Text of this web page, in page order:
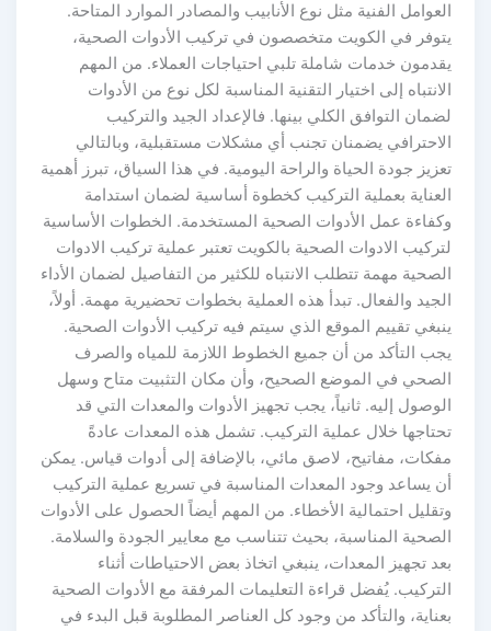
العوامل الفنية مثل نوع الأنابيب والمصادر الموارد المتاحة.
يتوفر في الكويت متخصصون في تركيب الأدوات الصحية،
يقدمون خدمات شاملة تلبي احتياجات العملاء. من المهم
الانتباه إلى اختيار التقنية المناسبة لكل نوع من الأدوات
لضمان التوافق الكلي بينها. فالإعداد الجيد والتركيب
الاحترافي يضمنان تجنب أي مشكلات مستقبلية، وبالتالي
تعزيز جودة الحياة والراحة اليومية. في هذا السياق، تبرز أهمية
العناية بعملية التركيب كخطوة أساسية لضمان استدامة
وكفاءة عمل الأدوات الصحية المستخدمة. الخطوات الأساسية
لتركيب الادوات الصحية بالكويت تعتبر عملية تركيب الادوات
الصحية مهمة تتطلب الانتباه للكثير من التفاصيل لضمان الأداء
الجيد والفعال. تبدأ هذه العملية بخطوات تحضيرية مهمة. أولاً،
ينبغي تقييم الموقع الذي سيتم فيه تركيب الأدوات الصحية.
يجب التأكد من أن جميع الخطوط اللازمة للمياه والصرف
الصحي في الموضع الصحيح، وأن مكان التثبيت متاح وسهل
الوصول إليه. ثانياً، يجب تجهيز الأدوات والمعدات التي قد
تحتاجها خلال عملية التركيب. تشمل هذه المعدات عادةً
مفكات، مفاتيح، لاصق مائي، بالإضافة إلى أدوات قياس. يمكن
أن يساعد وجود المعدات المناسبة في تسريع عملية التركيب
وتقليل احتمالية الأخطاء. من المهم أيضاً الحصول على الأدوات
الصحية المناسبة، بحيث تتناسب مع معايير الجودة والسلامة.
بعد تجهيز المعدات، ينبغي اتخاذ بعض الاحتياطات أثناء
التركيب. يُفضل قراءة التعليمات المرفقة مع الأدوات الصحية
بعناية، والتأكد من وجود كل العناصر المطلوبة قبل البدء في